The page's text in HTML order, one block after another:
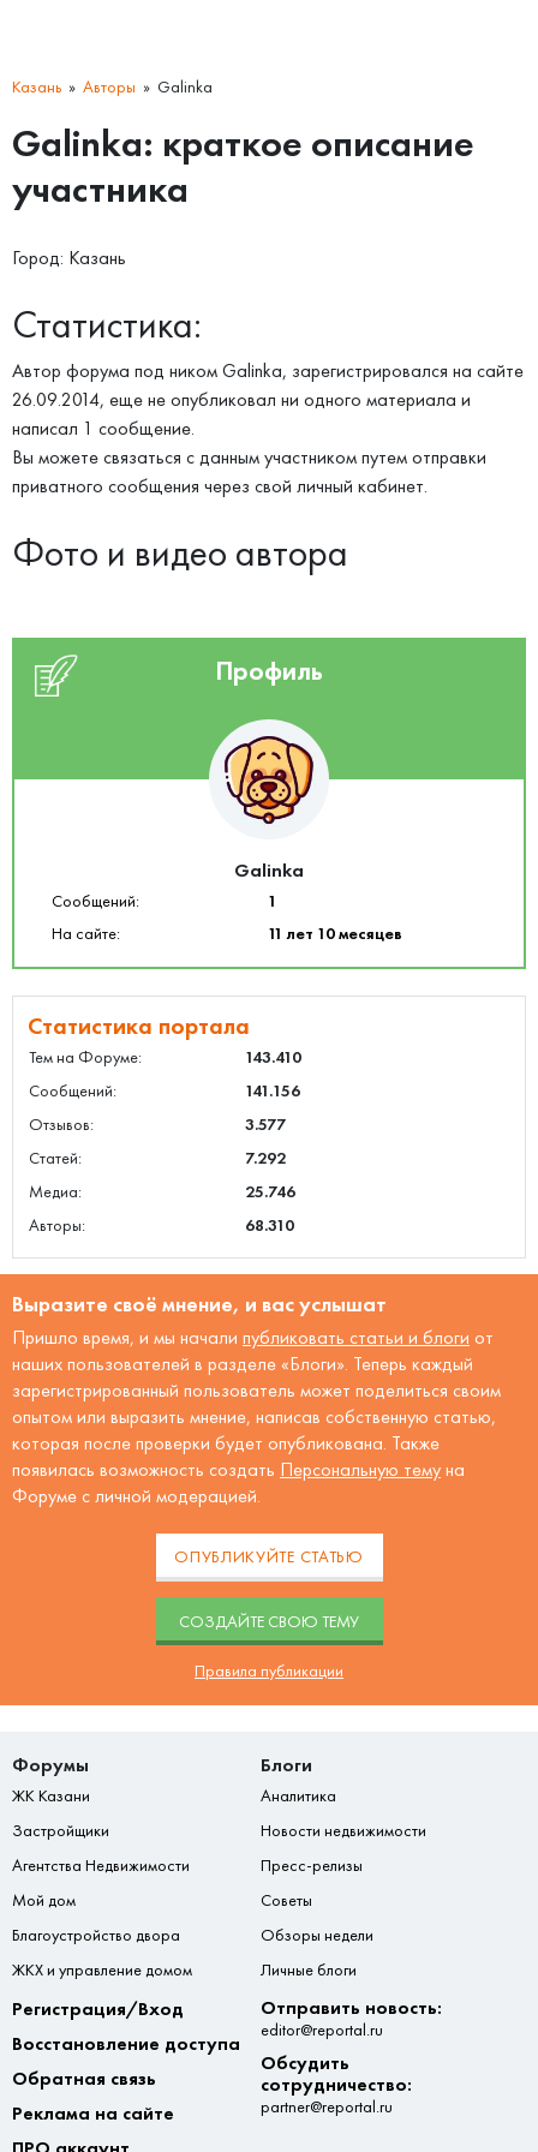
Казань Авторы Galinka
Galinka: краткое описание
участника
Город: Казань
Статистика:
Автор форума под ником Galinka, зарегистрировался на сайте
26.09.2014, еще не опубликовал ни одного материала и
написал 1 сообщение.
Вы можете связаться с данным участником путем отправки
приватного сообщения через свой личный кабинет.
Фото и видео автора
Профиль
Galinka
Сообщений:
1
На сайте:
11 лет 10 месяцев
Статистика портала
Тем на Форуме:
143.410
Сообщений:
141.156
Отзывов:
3.577
Статей:
7.292
Медиа:
25.746
Авторы:
68.310
Выразите своё мнение, и вас услышат
Пришло время, и мы начали публиковать статьи и блоги от
наших пользователей в разделе «Блоги». Теперь каждый
зарегистрированный пользователь может поделиться своим
опытом или выразить мнение, написав собственную статью,
которая после проверки будет опубликована. Также
появилась возможность создать Персональную тему на
Форуме с личной модерацией.
ОПУБЛИКУЙТЕ СТАТЬЮ
CОЗДАЙТЕ СВОЮ ТЕМУ
Правила публикации
Форумы
ЖК Казани
Застройщики
Агентства Недвижимости
Мой дом
Благоустройство двора
ЖКХ и управление домом
Блоги
Аналитика
Новости недвижимости
Пресс-релизы
Советы
Обзоры недели
Личные блоги
Регистрация/Вход
Восстановление доступа
Обратная связь
Реклама на сайте
Отправить новость:
editor@reportal.ru
Обсудить
сотрудничество:
partner@reportal.ru